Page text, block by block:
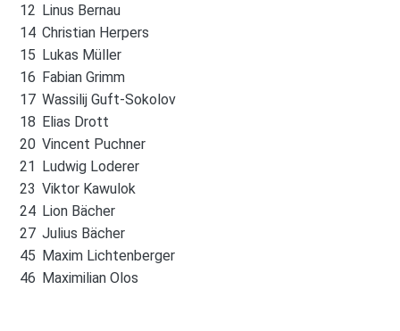
12 Linus Bernau
14 Christian Herpers
15 Lukas Müller
16 Fabian Grimm
17 Wassilij Guft-Sokolov
18 Elias Drott
20 Vincent Puchner
21 Ludwig Loderer
23 Viktor Kawulok
24 Lion Bächer
27 Julius Bächer
45 Maxim Lichtenberger
46 Maximilian Olos